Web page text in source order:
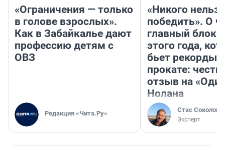
«Ограничения — только
в голове взрослых».
Как в Забайкалье дают
профессию детям с
ОВЗ
Редакция «Чита.Ру»
«Никого нельзя
победить». О
главный
этого года,
бьет рекорды в
прокате:
отзыв на
Нолана
Стас Соколов
Эксперт